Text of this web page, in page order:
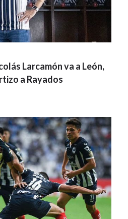
Larcamón va a León,
a Rayados